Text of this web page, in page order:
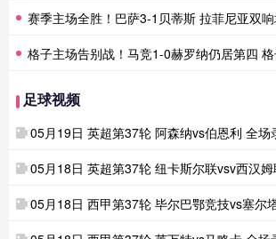
赛季主场全胜！巴萨3-1贝蒂斯 拉菲尼亚双响坎
格子主场告别战！马竞1-0赫罗纳仍居第四 格子
足球视频
05月19日 英超第37轮 阿森纳vs伯恩利 全场
05月18日 英超第37轮 纽卡斯尔联vsv西汉
05月18日 西甲第37轮 毕尔巴鄂竞技vs塞尔